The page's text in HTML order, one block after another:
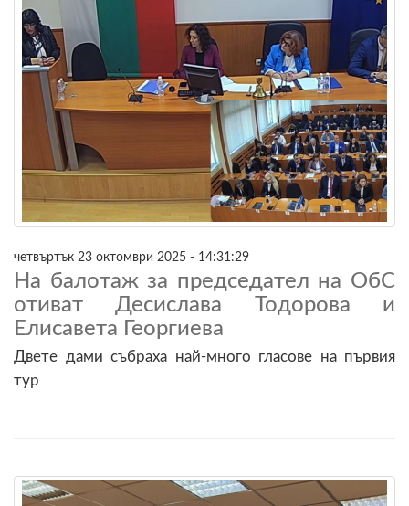
четвъртък 23 октомври 2025 - 14:31:29
На балотаж за председател на ОбС
отиват Десислава Тодорова и
Елисавета Георгиева
Двете дами събраха най-много гласове на първия
тур